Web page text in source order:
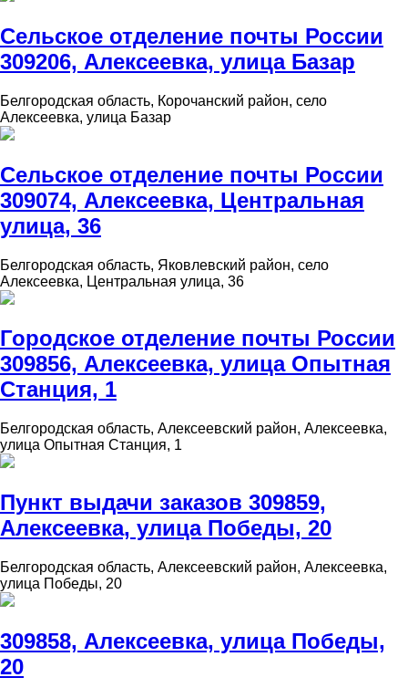
Сельское отделение почты России
309206, Алексеевка, улица Базар
Белгородская область, Корочанский район, село
Алексеевка, улица Базар
Сельское отделение почты России
309074, Алексеевка, Центральная
улица, 36
Белгородская область, Яковлевский район, село
Алексеевка, Центральная улица, 36
Городское отделение почты России
309856, Алексеевка, улица Опытная
Станция, 1
Белгородская область, Алексеевский район, Алексеевка,
улица Опытная Станция, 1
Пункт выдачи заказов 309859,
Алексеевка, улица Победы, 20
Белгородская область, Алексеевский район, Алексеевка,
улица Победы, 20
309858, Алексеевка, улица Победы,
20